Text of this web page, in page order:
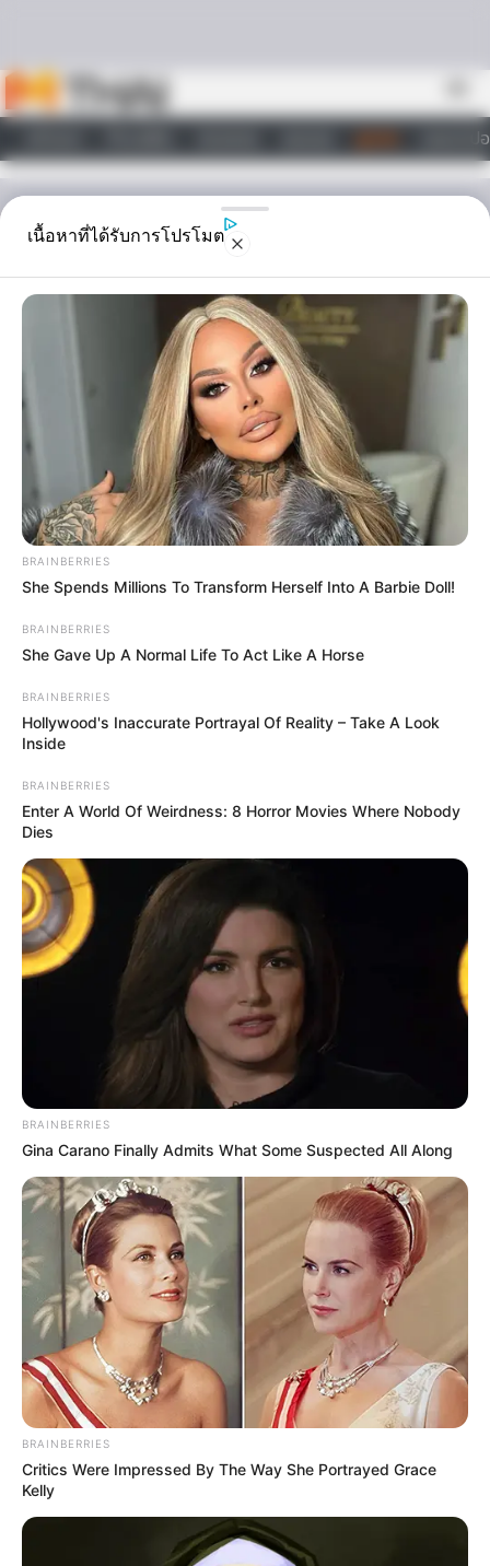
วอลเปเ
ไลฟ์สไตล์
ดูดวงรายวัน
ดวงรายวัน วันอังคาร ที่ 8
สิงหาคม 2566
ดูดวงวันอังคาร ที่ 8 สิงหาคม 2566
Home/ดูดวงรายวัน/ ดวงรายวัน วันอังคาร ที่ 8 สิงหาคม 2566
ดูดวงรายวัน|
แบ่งปัน
ดูดวงวันอังคาร ที่ 8 สิงหาคม 2566
ไพ่ประจำวันของท่านในวันนี้ คือ ไพ่ต่อสู้ดิ้นรน
เลี่ยงไม่ได้จริงๆครับว่าวันนี้พบเจอแต่ปัญหาให้ต้อง
แก้ไข ใครทำงานส่วนตัวมีเกณฑ์ต้องวิ่งเต้นแก้ไข
ปัญหาที่เกิดขึ้น บางท่านเงินไม่พอใช้ ต้องวิ่งเต้น
หาเงินมาหมุน สุขภาพไม่สู้ดีนักมีเกณฑ์เจ็บขาและ
ข้อเท้าเกิดขึ้น
ดวงคนเกิดวันจันทร์
ไพ่ประจำวันของท่านในวันนี้ คือ ไพ่ซ่อนเร้น
เนื้อหาที่ได้รับการโปรโมต
BRAINBERRIES
She Spends Millions To Transform Herself Into A Barbie Doll!
BRAINBERRIES
She Gave Up A Normal Life To Act Like A Horse
BRAINBERRIES
Hollywood's Inaccurate Portrayal Of Reality – Take A Look
Inside
BRAINBERRIES
Enter A World Of Weirdness: 8 Horror Movies Where Nobody
Dies
BRAINBERRIES
Gina Carano Finally Admits What Some Suspected All Along
BRAINBERRIES
Critics Were Impressed By The Way She Portrayed Grace
Kelly